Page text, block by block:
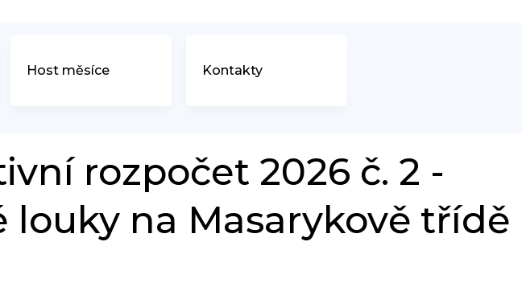
Host měsíce Kontakty
rozpočet 2026 č. 2 -
louky na Masarykově třídě